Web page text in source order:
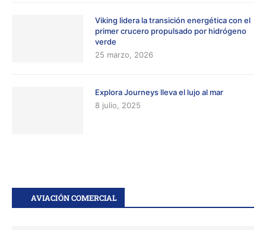
Viking lidera la transición energética con el
primer crucero propulsado por hidrógeno
verde
25 marzo, 2026
Explora Journeys lleva el lujo al mar
8 julio, 2025
AVIACIÓN COMERCIAL